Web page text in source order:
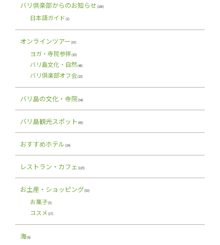
バリ倶楽部からのお知らせ (106)
日本語ガイド (2)
オンラインツアー (97)
ヨガ・寺院参拝 (15)
バリ島文化・自然(46)
バリ倶楽部オフ会(23)
バリ島の文化・寺院(94)
バリ島観光スポット (65)
おすすめホテル (24)
レストラン・カフェ (115)
お土産・ショッピング(53)
お菓子(5)
コスメ (17)
海(8)